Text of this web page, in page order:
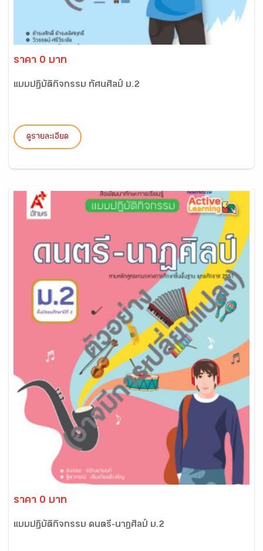
ราคา 0 บาท
แบบปฏิบัติกิจกรรม ทัศนศิลป์ ม.2
ดูรายละเอียด
ราคา 0 บาท
แบบปฏิบัติกิจกรรม ดนตรี-นาฏศิลป์ ม.2